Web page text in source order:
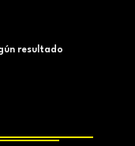
resultado